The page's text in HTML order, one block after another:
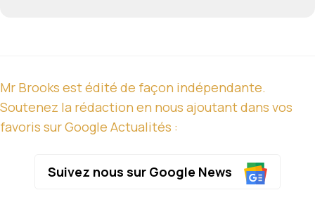
Mr Brooks est édité de façon indépendante.
Soutenez la rédaction en nous ajoutant dans vos
favoris sur Google Actualités :
Suivez nous sur Google News